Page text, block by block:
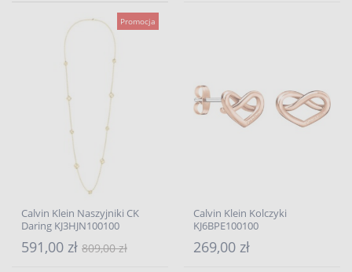
Promocja
Calvin Klein Naszyjniki CK
Daring KJ3HJN100100
591,00 zł 809,00 zł
Calvin Klein Kolczyki
KJ6BPE100100
269,00 zł